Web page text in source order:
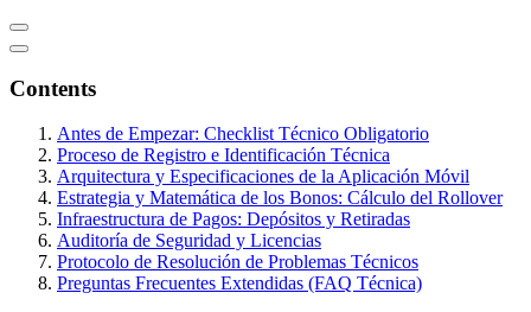
Contents
Antes de Empezar: Checklist Técnico Obligatorio
Proceso de Registro e Identificación Técnica
Arquitectura y Especificaciones de la Aplicación Móvil
Estrategia y Matemática de los Bonos: Cálculo del Rollover
Infraestructura de Pagos: Depósitos y Retiradas
Auditoría de Seguridad y Licencias
Protocolo de Resolución de Problemas Técnicos
Preguntas Frecuentes Extendidas (FAQ Técnica)